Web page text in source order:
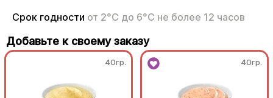
Срок годности от 2°С до 6°С не более 12 часов
Добавьте к своему заказу
40гр. 40гр.